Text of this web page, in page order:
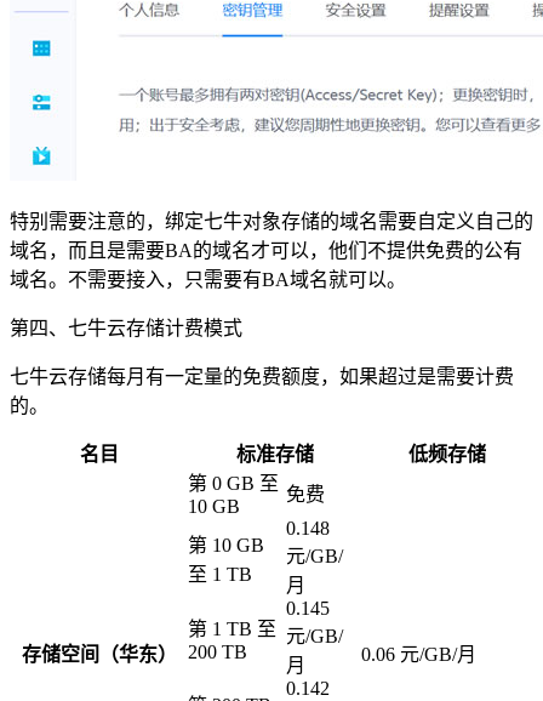
特别需要注意的，绑定七牛对象存储的域名需要自定义自己的
域名，而且是需要BA的域名才可以，他们不提供免费的公有
域名。不需要接入，只需要有BA域名就可以。
第四、七牛云存储计费模式
七牛云存储每月有一定量的免费额度，如果超过是需要计费
的。
名目 标准存储 低频存储
存储空间（华东）
第 0 GB 至
10 GB
免费
0.06 元/GB/月
第 10 GB
至 1 TB
0.148
元/GB/
月
第 1 TB 至
200 TB
0.145
元/GB/
月
0.142